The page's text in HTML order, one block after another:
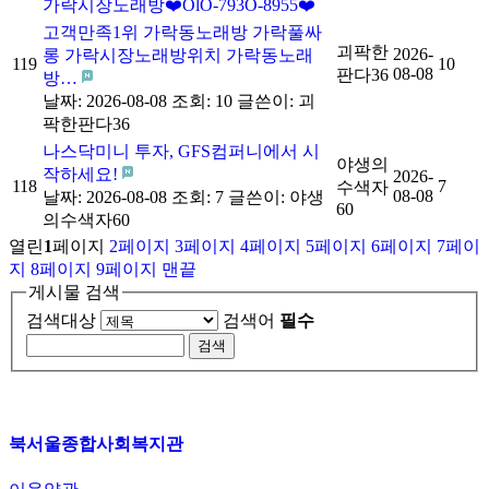
119
가락시장노래방❤️OlO-793O-8955❤️
고객만족1위 가락동노래방 가락풀싸
롱 가락시장노래방위치 가락동노래
방…
날짜: 2026-08-08 조회: 10 글쓴이: 괴
팍한판다36
괴팍한
판다36
2026-
08-08
10
118
나스닥미니 투자, GFS컴퍼니에서 시
작하세요!
날짜: 2026-08-08 조회: 7 글쓴이: 야생
의수색자60
야생의
수색자
60
2026-
08-08
7
열린1페이지 2페이지 3페이지 4페이지 5페이지 6페이지 7페이
지 8페이지 9페이지
맨끝
게시물 검색
검색대상
검색어 필수
북서울종합사회복지관